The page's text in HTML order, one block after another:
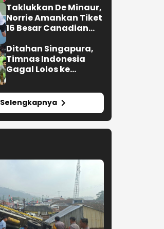
Taklukkan De Minaur,
Norrie Amankan Tiket
16 Besar Canadian
Ditahan Singapura,
Timnas Indonesia
Gagal Lolos ke
Selengkapnya